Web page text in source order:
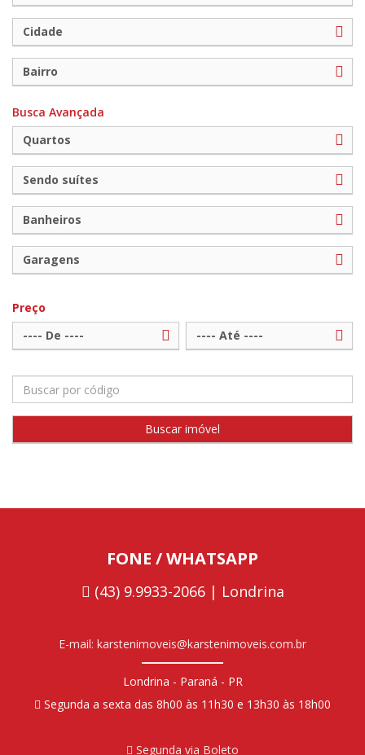
Cidade
Bairro
Busca Avançada
Quartos
Sendo suítes
Banheiros
Garagens
Preço
---- De ----
---- Até ----
FONE / WHATSAPP
(43) 9.9933-2066 | Londrina
E-mail: karstenimoveis@karstenimoveis.com.br
Londrina - Paraná - PR
Segunda a sexta das 8h00 às 11h30 e 13h30 às 18h00
Segunda via Boleto